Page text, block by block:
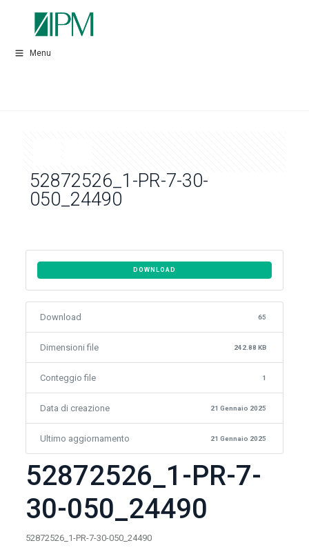
Menu
52872526_1-PR-7-30-
050_24490
DOWNLOAD
Download 65
Dimensioni file 242.88 KB
Conteggio file 1
Data di creazione 21 Gennaio 2025
Ultimo aggiornamento 21 Gennaio 2025
52872526_1-PR-7-
30-050_24490
52872526_1-PR-7-30-050_24490